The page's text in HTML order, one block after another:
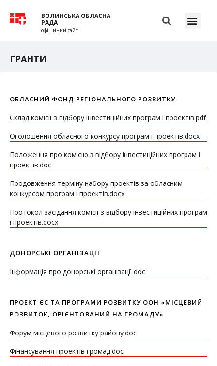
ВОЛИНСЬКА ОБЛАСНА
РАДА
офіційний сайт
ГРАНТИ
ОБЛАСНИЙ ФОНД РЕГІОНАЛЬНОГО РОЗВИТКУ
Склад комісії з відбору інвестиційних програм і проектів.pdf
Оголошення обласного конкурсу програм і проектів.docx
Положення про комісію з відбору інвестиційних програм і
проектів.doc
Продовження терміну набору проектів за обласним
конкурсом програм і проектів.docx
Протокол засідання комісії з відбору інвестиційних програм
і проектів.docx
ДОНОРСЬКІ ОРГАНІЗАЦІЇ
Інформація про донорські організації.doc
ПРОЕКТ ЄС ТА ПРОГРАМИ РОЗВИТКУ ООН «МІСЦЕВИЙ
РОЗВИТОК, ОРІЄНТОВАНИЙ НА ГРОМАДУ»
Форум місцевого розвитку району.doc
Фінансування проектів громад.doc